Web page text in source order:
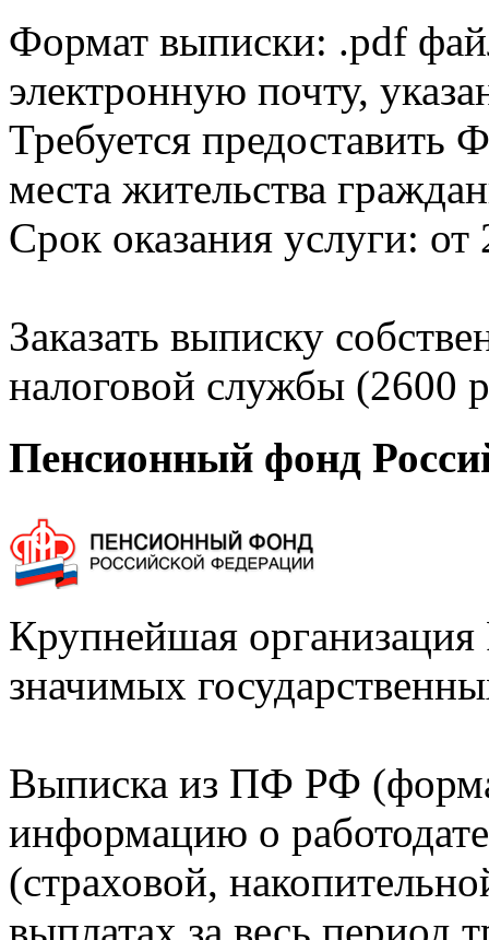
Формат выписки: .pdf
электронную почту,
Требуется
места жительства
Срок оказания услуги: от
Заказать выписку
налоговой службы (2600
Пенсионный фонд
Крупнейшая
значимых
Выписка из ПФ РФ
информацию о
(страховой,
выплатах за весь период